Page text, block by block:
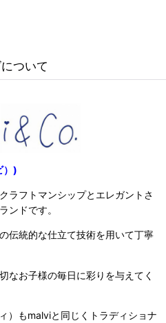
ついて
）)
ラフトマンシップとエレガントさ
ンドです。
伝統的な仕立て技術を用いて丁寧
なお子様の毎日に彩りを与えてく
）もmalviと同じくトラディショナ